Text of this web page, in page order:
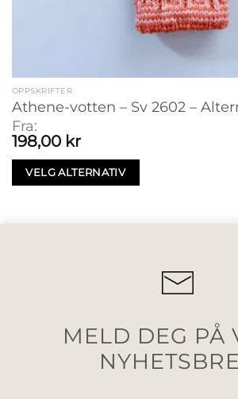
OPPSKRIFTER
Athene-votten – Sv 2602 –
Fra:
198,00 kr
VELG ALTERNATIV
MELD DEG PÅ